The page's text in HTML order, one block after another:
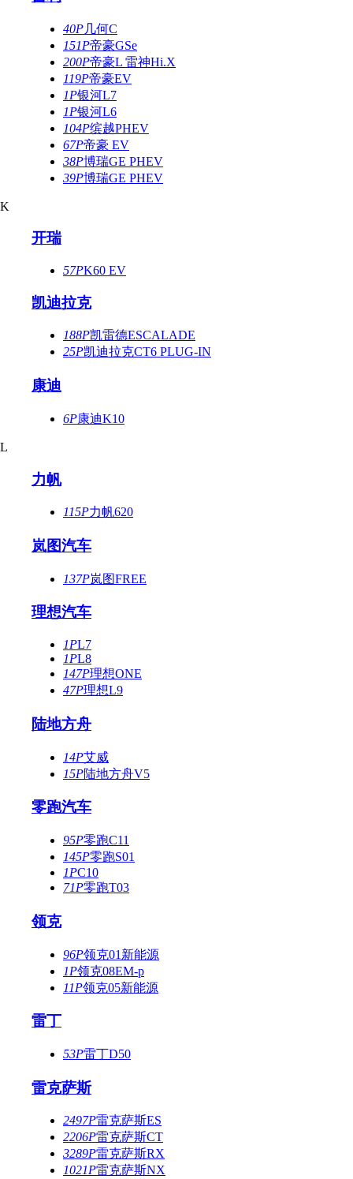
40P几何C
151P帝豪GSe
200P帝豪L 雷神Hi.X
119P帝豪EV
1P银河L7
1P银河L6
104P缤越PHEV
67P帝豪 EV
38P博瑞GE PHEV
39P博瑞GE PHEV
K
开瑞
57PK60 EV
凯迪拉克
188P凯雷德ESCALADE
25P凯迪拉克CT6 PLUG-IN
康迪
6P康迪K10
L
力帆
115P力帆620
岚图汽车
137P岚图FREE
理想汽车
1PL7
1PL8
147P理想ONE
47P理想L9
陆地方舟
14P艾威
15P陆地方舟V5
零跑汽车
95P零跑C11
145P零跑S01
1PC10
71P零跑T03
领克
96P领克01新能源
1P领克08EM-p
11P领克05新能源
雷丁
53P雷丁D50
雷克萨斯
2497P雷克萨斯ES
2206P雷克萨斯CT
3289P雷克萨斯RX
1021P雷克萨斯NX